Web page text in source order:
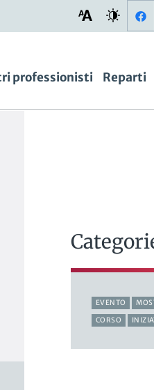
professionisti Reparti
EVENTO
CORSO